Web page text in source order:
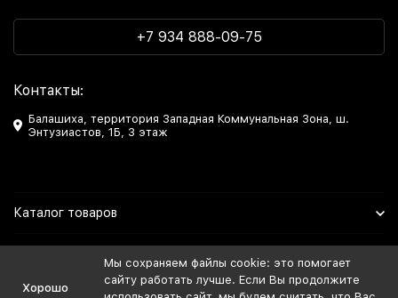
+7 934 888-09-75
Контакты:
Балашиха, территория Западная Коммунальная Зона, ш.
Энтузиастов, 1Б, 3 этаж
Каталог товаров
Хорошо
Мы сохраняем файлы cookie: это помогает
сайту работать лучше. Если Вы продолжите